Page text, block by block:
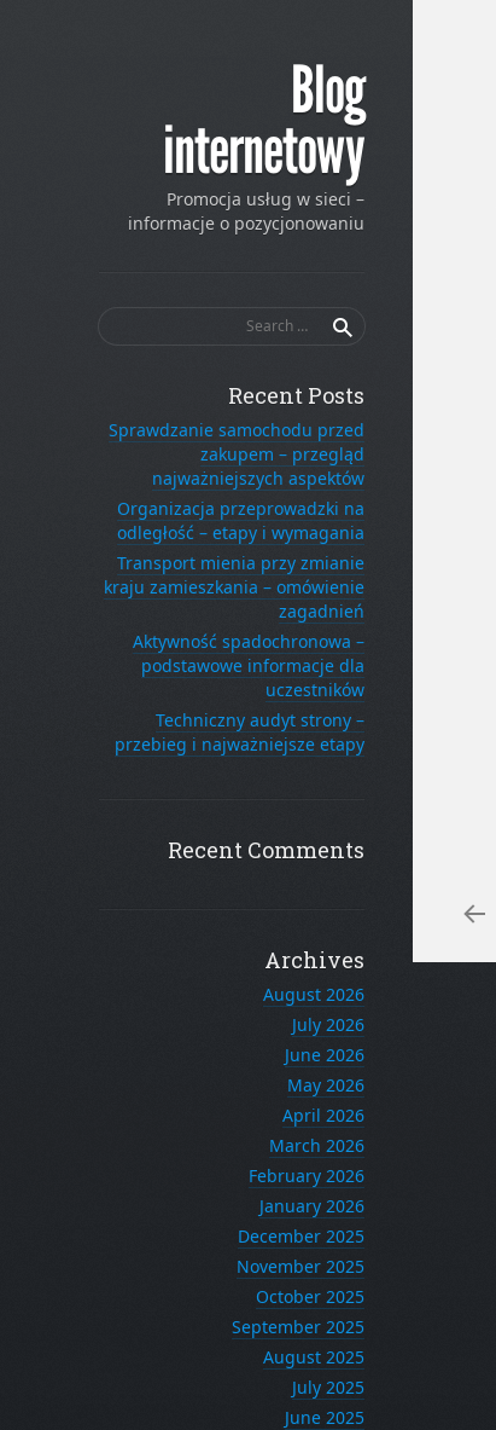
Blog
internetowy
Promocja usług w sieci –
informacje o pozycjonowaniu
Recent Posts
Sprawdzanie samochodu przed
zakupem – przegląd
najważniejszych aspektów
Organizacja przeprowadzki na
odległość – etapy i wymagania
Transport mienia przy zmianie
kraju zamieszkania – omówienie
zagadnień
Aktywność spadochronowa –
podstawowe informacje dla
uczestników
Techniczny audyt strony –
przebieg i najważniejsze etapy
Recent Comments
Archives
August 2026
July 2026
June 2026
May 2026
April 2026
March 2026
February 2026
January 2026
December 2025
November 2025
October 2025
September 2025
August 2025
July 2025
June 2025